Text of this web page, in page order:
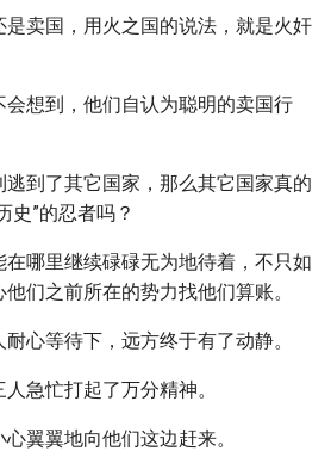
卖国，用火之国的说法，就是火奸
想到，他们自认为聪明的卖国行
到了其它国家，那么其它国家真的
史”的忍者吗？
哪里继续碌碌无为地待着，不只如
们之前所在的势力找他们算账。
心等待下，远方终于有了动静。
急忙打起了万分精神。
翼翼地向他们这边赶来。